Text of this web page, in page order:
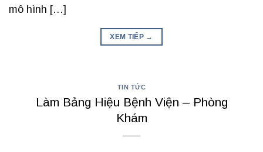
mô hình […]
XEM TIẾP →
TIN TỨC
Làm Bảng Hiệu Bệnh Viện – Phòng
Khám